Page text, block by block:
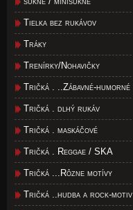
Tielka bez rukávov
Tráky
Trenírky/Nohavičky
Tričká . ..Zábavné-humorné
Tričká . dlhý rukáv
Tričká . maskáčové
Tričká . Reggae / SKA
Tričká ...Rôzne motívy
Tričká ..hudba a rock-motiv